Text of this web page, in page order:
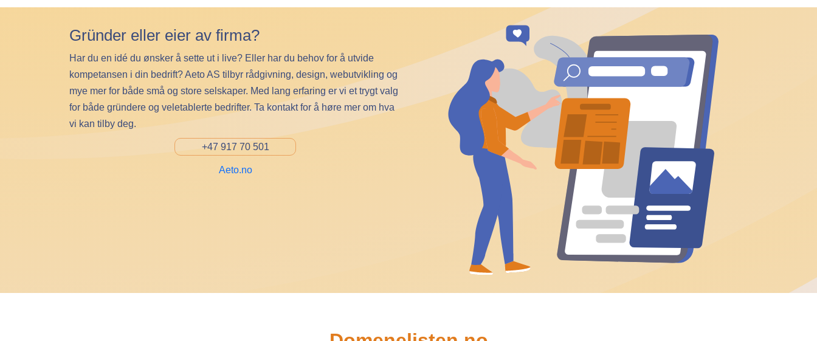
Gründer eller eier av firma?
Har du en idé du ønsker å sette ut i live? Eller har du behov for å utvide
kompetansen i din bedrift? Aeto AS tilbyr rådgivning, design, webutvikling og
mye mer for både små og store selskaper. Med lang erfaring er vi et trygt valg
for både gründere og veletablerte bedrifter. Ta kontakt for å høre mer om hva
vi kan tilby deg.
+47 917 70 501
Aeto.no